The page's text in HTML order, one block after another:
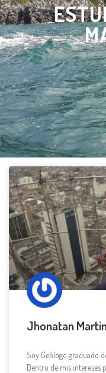
Jhonatan
Soy Geólogo graduado
Dentro de mis intereses